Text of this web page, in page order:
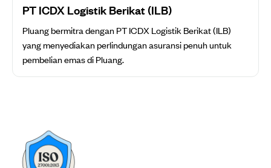
PT ICDX Logistik Berikat (ILB)
Pluang bermitra dengan PT ICDX Logistik Berikat (ILB)
yang menyediakan perlindungan asuransi penuh untuk
pembelian emas di Pluang.